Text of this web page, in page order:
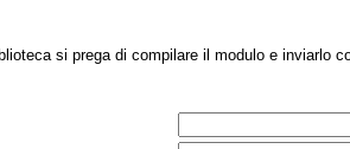
si prega di compilare il modulo e inviarlo